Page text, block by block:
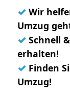
✓ Wir
Umzug
✓ Schnell
erhalten!
✓ Finden
Umzug!